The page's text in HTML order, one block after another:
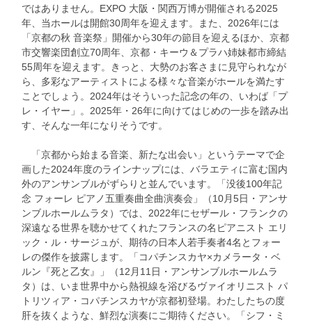
ではありません。EXPO 大阪・関西万博が開催される2025
年、当ホールは開館30周年を迎えます。また、2026年には
「京都の秋 音楽祭」開催から30年の節目を迎えるほか、京都
市交響楽団創立70周年、京都・キーウ＆プラハ姉妹都市締結
55周年を迎えます。きっと、大勢のお客さまに見守られなが
ら、多彩なアーティストによる様々な音楽がホールを満たす
ことでしょう。2024年はそういった記念の年の、いわば「プ
レ・イヤー」。2025年・26年に向けてはじめの一歩を踏み出
す、そんな一年になりそうです。
「京都から始まる音楽、新たな出会い」というテーマで企
画した2024年度のラインナップには、バラエティに富む国内
外のアンサンブルがずらりと並んでいます。「没後100年記
念 フォーレ ピアノ五重奏曲全曲演奏会」（10月5日・アンサ
ンブルホールムラタ）では、2022年にセザール・フランクの
深遠なる世界を聴かせてくれたフランスの名ピアニスト エリ
ック・ル・サージュが、期待の日本人若手奏者4名とフォー
レの傑作を披露します。「コパチンスカヤ×カメラータ・ベ
ルン『死と乙女』」（12月11日・アンサンブルホールムラ
タ）は、いま世界中から熱視線を浴びるヴァイオリニスト パ
トリツィア・コパチンスカヤが京都初登場。わたしたちの度
肝を抜くような、鮮烈な演奏にご期待ください。「シフ・ミ